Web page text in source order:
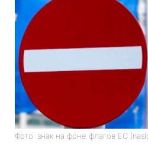
Фото: знак на фоне флагов ЕС